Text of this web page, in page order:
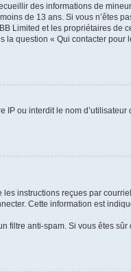
des informations de
de 13 ans. Si vous n’êtes
Limited et les propriétaires de
question « Qui contacter
ou interdit le nom
instructions reçues par
Cette information est
anti-spam. Si vous êtes